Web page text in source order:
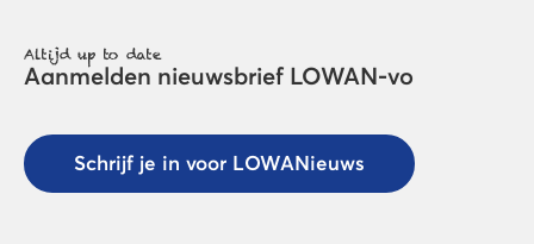
Altijd up to date
Aanmelden nieuwsbrief LOWAN-vo
Schrijf je in voor LOWANieuws